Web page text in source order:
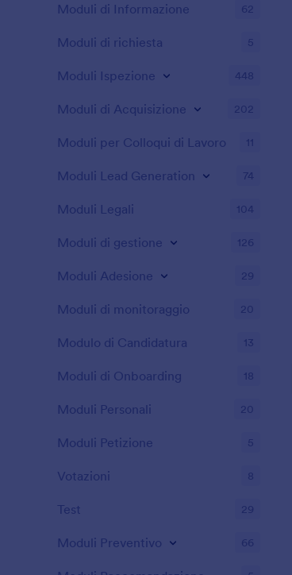
Moduli di Informazione 62
Moduli di richiesta 5
Moduli Ispezione 448
Moduli di Acquisizione 202
Moduli per Colloqui di Lavoro 11
Moduli Lead Generation 74
Moduli Legali 104
Moduli di gestione 126
Moduli Adesione 29
Moduli di monitoraggio 20
Modulo di Candidatura 13
Moduli di Onboarding 18
Moduli Personali 20
Moduli Petizione 5
Votazioni 8
Test 29
Moduli Preventivo 66